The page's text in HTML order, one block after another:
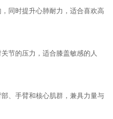
同时提升心肺耐力，适合喜欢高
节的压力，适合膝盖敏感的人
、手臂和核心肌群，兼具力量与